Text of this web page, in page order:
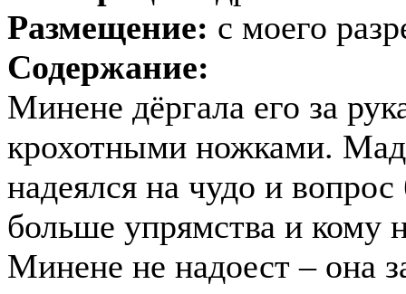
Размещение: с моего
Содержание:
Минене дёргала его за
крохотными ножками.
надеялся на чудо и
больше упрямства и кому
Минене не надоест – она